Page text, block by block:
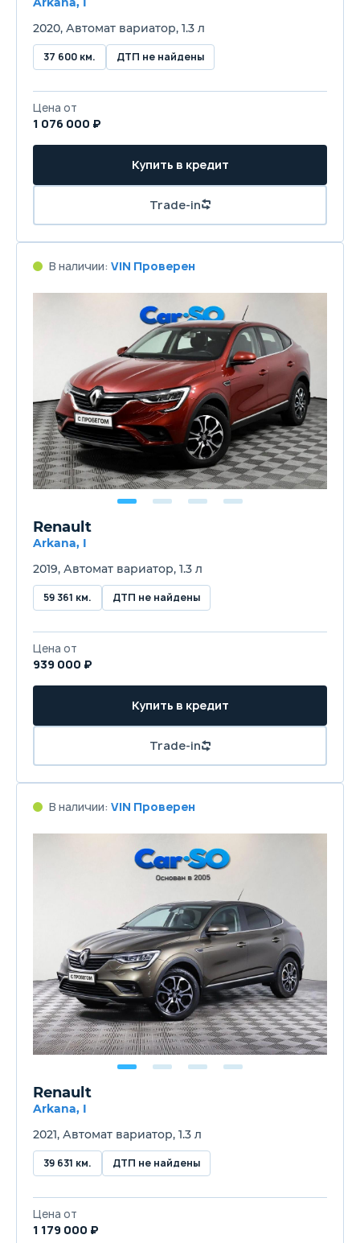
2020, Автомат вариатор, 1.3 л
37 600 км. ДТП не найдены
Цена от
1 076 000 ₽
Купить в кредит
Trade-in
В наличии: VIN Проверен
Renault
Arkana, I
2019, Автомат вариатор, 1.3 л
59 361 км. ДТП не найдены
Цена от
939 000 ₽
Купить в кредит
Trade-in
В наличии: VIN Проверен
Renault
Arkana, I
2021, Автомат вариатор, 1.3 л
39 631 км. ДТП не найдены
Цена от
1 179 000 ₽